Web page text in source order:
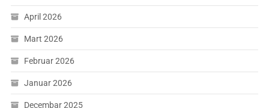
April 2026
Mart 2026
Februar 2026
Januar 2026
Decembar 2025